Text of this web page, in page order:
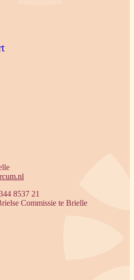
8537 21
Commissie te Brielle